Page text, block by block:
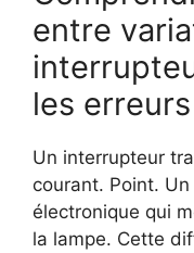
entre
les erreurs
Un interrupteur
courant. Point.
électronique qui
la lampe. Cette